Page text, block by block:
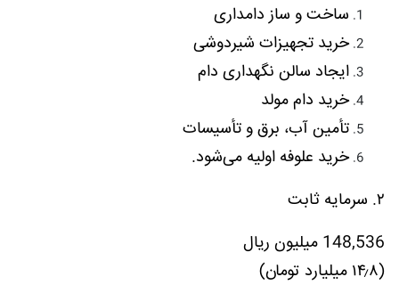
ساخت و ساز دامداری
خرید تجهیزات شیردوشی
ایجاد سالن نگهداری دام
خرید دام مولد
تأمین آب، برق و تأسیسات
خرید علوفه اولیه می‌شود.
۲. سرمایه ثابت
148,536 میلیون ریال
(۱۴٫۸ میلیارد تومان)